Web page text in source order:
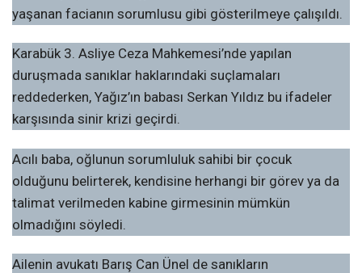
yaşanan facianın sorumlusu gibi gösterilmeye çalışıldı.
Karabük 3. Asliye Ceza Mahkemesi’nde yapılan
duruşmada sanıklar haklarındaki suçlamaları
reddederken, Yağız’ın babası Serkan Yıldız bu ifadeler
karşısında sinir krizi geçirdi.
Acılı baba, oğlunun sorumluluk sahibi bir çocuk
olduğunu belirterek, kendisine herhangi bir görev ya da
talimat verilmeden kabine girmesinin mümkün
olmadığını söyledi.
Ailenin avukatı Barış Can Ünel de sanıkların